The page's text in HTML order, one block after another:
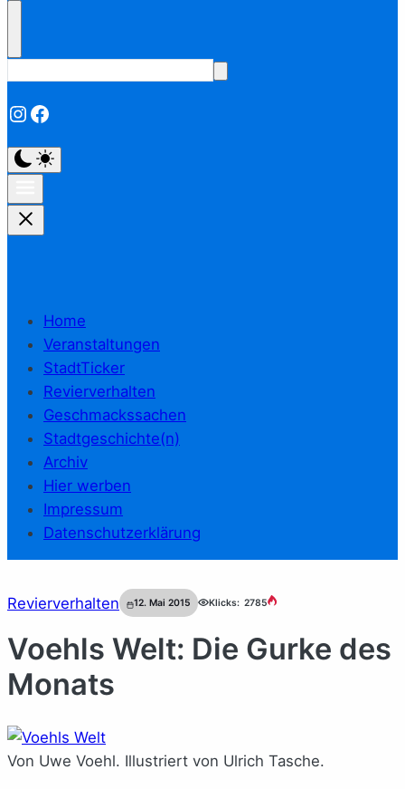
Instagram
Facebook
Home
Veranstaltungen
StadtTicker
Revierverhalten
Geschmackssachen
Stadtgeschichte(n)
Archiv
Hier werben
Impressum
Datenschutzerklärung
Revierverhalten 12. Mai 2015 Klicks: 2785
Voehls Welt: Die Gurke des
Monats
Von Uwe Voehl. Illustriert von Ulrich Tasche.